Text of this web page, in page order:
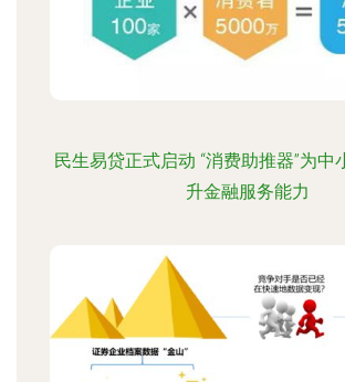
民生易贷正式启动 “消费助推器”为中
升金融服务能力